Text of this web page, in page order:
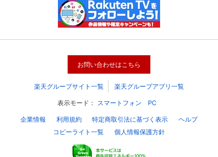
お問い合わせはこちら
楽天グループサイト一覧 楽天グループアプリ一覧
表示モード： スマートフォン PC
企業情報 利用規約 特定商取引法に基づく表示
ヘルプ
コピーライト一覧
個人情報保護方針